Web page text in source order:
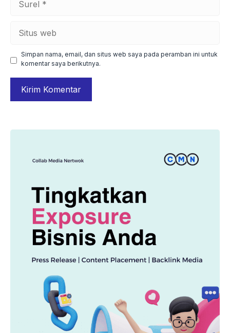
web
Simpan nama, email, dan situs web saya pada peramban ini untuk
komentar saya berikutnya.